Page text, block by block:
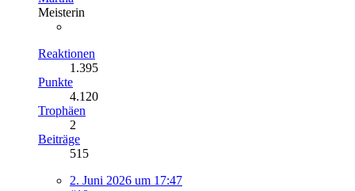
Meisterin
Reaktionen
1.395
Punkte
4.120
Trophäen
2
Beiträge
515
2. Juni 2026 um 17:47